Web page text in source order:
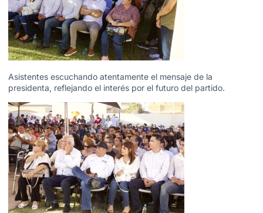
Asistentes escuchando atentamente el mensaje de la
presidenta, reflejando el interés por el futuro del partido.